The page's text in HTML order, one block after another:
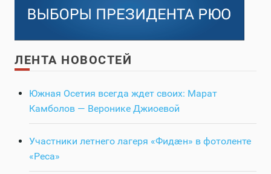
ЛЕНТА НОВОСТЕЙ
Южная Осетия всегда ждет своих: Марат
Камболов — Веронике Джиоевой
Участники летнего лагеря «Фидӕн» в фотоленте
«Реса»